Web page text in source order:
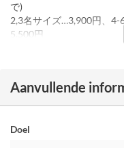
で)
2,3名サイズ…3,900円、
5,500円
Aanvullende
Doel